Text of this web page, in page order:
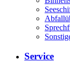
Service